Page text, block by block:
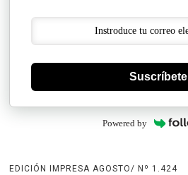
Suscríbete
Powered by
EDICIÓN IMPRESA AGOSTO/ Nº 1.424